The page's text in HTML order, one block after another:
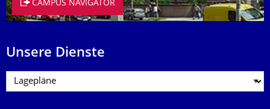
CAMPUS NAVIGATOR
Unsere Dienste